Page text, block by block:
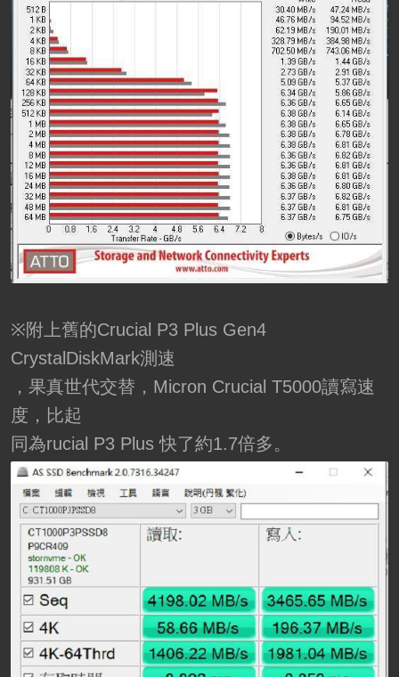
※附上舊的Crucial P3 Plus Gen4
CrystalDiskMark測速
，果真世代交替，Micron Crucial T5000讀寫速
度，比起
同為rucial P3 Plus 快了約1.7倍多。